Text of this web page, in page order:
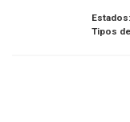
Estados:
Tipos